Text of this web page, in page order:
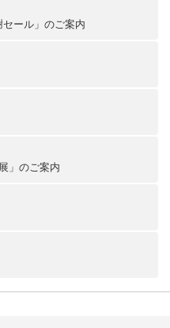
ール」のご案内
」のご案内